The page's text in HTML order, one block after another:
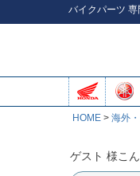
バイクパーツ 専
HOME 海外
ゲスト 様こ